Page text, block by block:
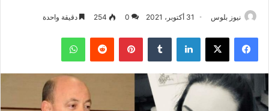
نيوز بلوس 31 أكتوبر، 2021 0
254 دقيقة واحدة
فيسبوك X لينكدإن بينتيريست واتساب